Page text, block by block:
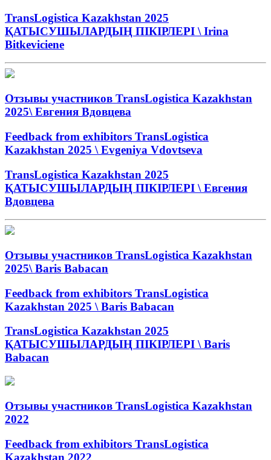
TransLogistica Kazakhstan 2025
ҚАТЫСУШЫЛАРДЫҢ ПІКІРЛЕРІ \ Irina
Bitkeviciene
Отзывы участников TransLogistica Kazakhstan
2025\ Евгения Вдовцева
Feedback from exhibitors TransLogistica
Kazakhstan 2025 \ Evgeniya Vdovtseva
TransLogistica Kazakhstan 2025
ҚАТЫСУШЫЛАРДЫҢ ПІКІРЛЕРІ \ Евгения
Вдовцева
Отзывы участников TransLogistica Kazakhstan
2025\ Baris Babacan
Feedback from exhibitors TransLogistica
Kazakhstan 2025 \ Baris Babacan
TransLogistica Kazakhstan 2025
ҚАТЫСУШЫЛАРДЫҢ ПІКІРЛЕРІ \ Baris
Babacan
Отзывы участников TransLogistica Kazakhstan
2022
Feedback from exhibitors TransLogistica
Kazakhstan 2022